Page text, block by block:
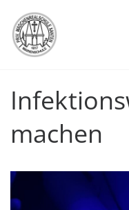
machen